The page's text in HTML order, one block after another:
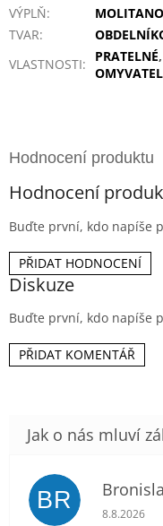
VÝPLŇ:
TVAR:
VLASTNOSTI: PRATELNÉ,
Hodnocení
Buďte první, kdo napíše
PŘIDAT HODNOCENÍ
Diskuze
Buďte první, kdo napíše
PŘIDAT KOMENTÁŘ
BR
8.8.2026